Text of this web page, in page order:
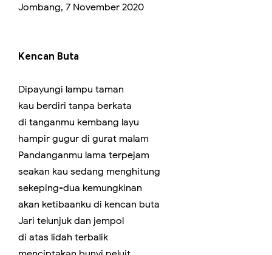
Jombang, 7 November 2020
Kencan Buta
Dipayungi lampu taman
kau berdiri tanpa berkata
di tanganmu kembang layu
hampir gugur di gurat malam
Pandanganmu lama terpejam
seakan kau sedang menghitung
sekeping-dua kemungkinan
akan ketibaanku di kencan buta
Jari telunjuk dan jempol
di atas lidah terbalik